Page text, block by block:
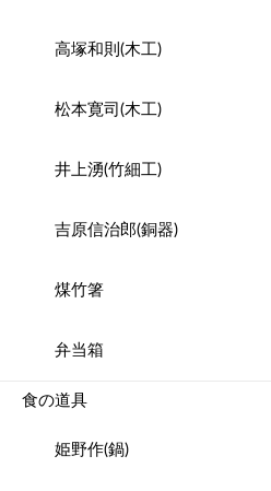
高塚和則(木工)
松本寛司(木工)
井上湧(竹細工)
吉原信治郎(銅器)
煤竹箸
弁当箱
食の道具
姫野作(鍋)